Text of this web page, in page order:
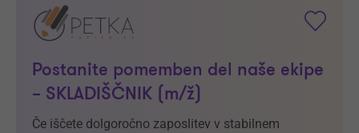
Postanite pomemben del naše ekipe
– SKLADIŠČNIK (m/ž)
Če iščete dolgoročno zaposlitev v stabilnem